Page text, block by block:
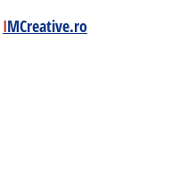
IMCreative.ro